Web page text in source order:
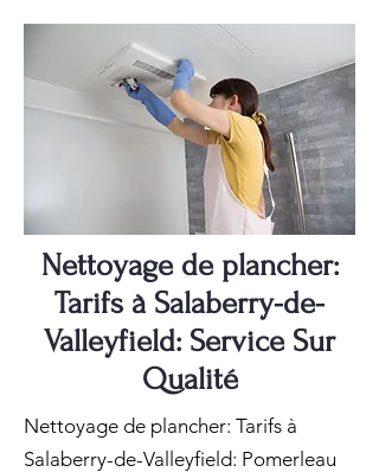
Nettoyage de plancher:
Tarifs à Salaberry-de-
Valleyfield: Service Sur
Qualité
Nettoyage de plancher: Tarifs à
Salaberry-de-Valleyfield: Pomerleau